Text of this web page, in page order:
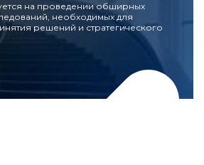
на проведении обширных
необходимых для
решений и стратегического